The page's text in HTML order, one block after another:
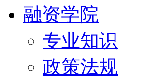
融资学院
专业知识
政策法规